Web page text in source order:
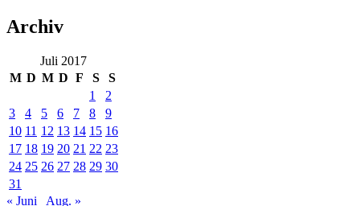
Archiv
Juli 2017
M D M D F S
S
1
2
3
4 5 6 7 8
9
10 11 12 13 14 15 16
17 18 19 20 21 22 23
24 25 26 27 28 29 30
31
« Juni
Aug. »